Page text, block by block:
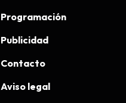
Programación
Publicidad
Contacto
Aviso legal